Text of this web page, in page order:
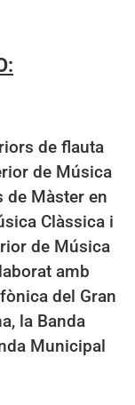
de flauta
de Música
de Màster en
Clàssica i
de Música
amb
del Gran
la Banda
Municipal